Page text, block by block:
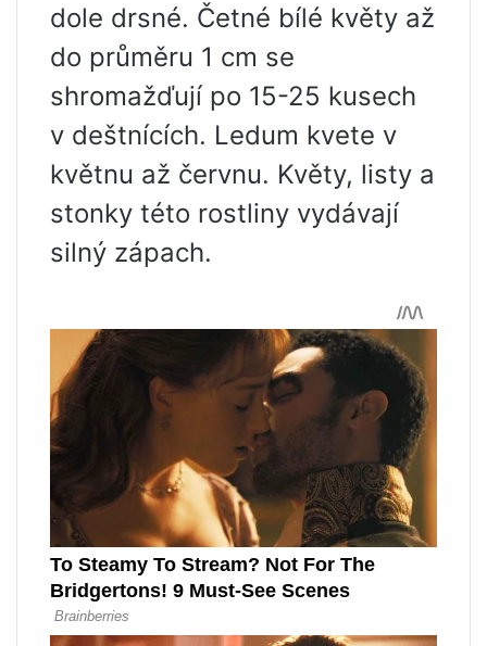
dole drsné. Četné bílé květy až
do průměru 1 cm se
shromažďují po 15-25 kusech
v deštnících. Ledum kvete v
květnu až červnu. Květy, listy a
stonky této rostliny vydávají
silný zápach.